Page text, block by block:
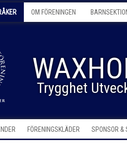
OM FÖRENINGEN
Trygghet
FÖRENINGSKLÄDER SPONSOR &